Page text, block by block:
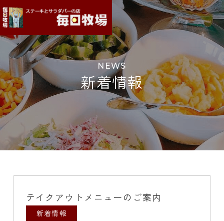
NEWS
新着情報
テイクアウトメニューのご案内
新着情報